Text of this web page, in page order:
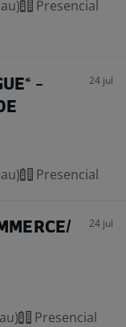
Presencial
-
24 jul
Presencial
24 jul
Presencial